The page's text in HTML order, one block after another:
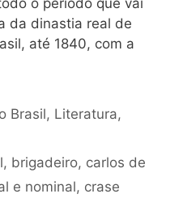
da dinastia real de
até 1840, com a
Brasil, Literatura,
, brigadeiro, carlos de
e nominal, crase